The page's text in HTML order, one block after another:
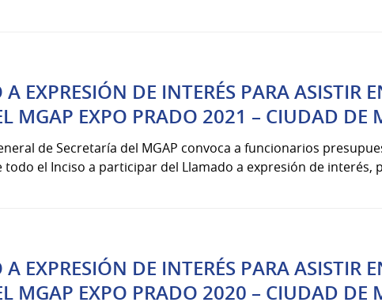
EXPRESIÓN DE INTERÉS PARA ASISTIR
MGAP EXPO PRADO 2021 – CIUDAD DE
de Secretaría del MGAP convoca a funcionarios
el Inciso a participar del Llamado a expresión de interés,
EXPRESIÓN DE INTERÉS PARA ASISTIR
MGAP EXPO PRADO 2020 – CIUDAD DE